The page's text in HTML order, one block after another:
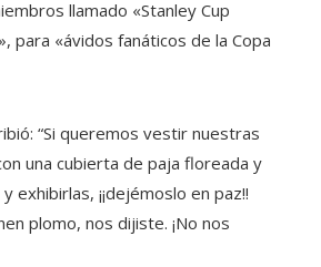
llamado «Stanley Cup
para «ávidos fanáticos de la Copa
“Si queremos vestir nuestras
una cubierta de paja floreada y
exhibirlas, ¡¡dejémoslo en paz!!
plomo, nos dijiste. ¡No nos